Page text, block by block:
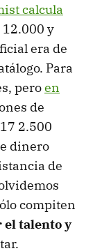
calcula
y
era de
Para
peroen
de
2.500
dinero
de
compiten
el talento y